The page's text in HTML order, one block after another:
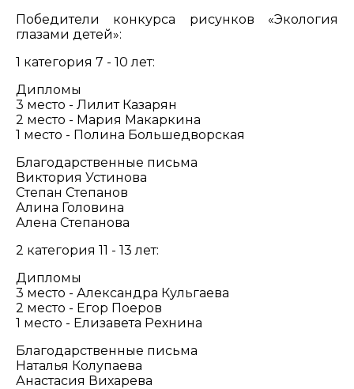
Победители конкурса рисунков «Экология
глазами детей»:
1 категория 7 - 10 лет:
Дипломы
3 место - Лилит Казарян
2 место - Мария Макаркина
1 место - Полина Большедворская
Благодарственные письма
Виктория Устинова
Степан Степанов
Алина Головина
Алена Степанова
2 категория 11 - 13 лет:
Дипломы
3 место - Александра Кульгаева
2 место - Егор Поеров
1 место - Елизавета Рехнина
Благодарственные письма
Наталья Колупаева
Анастасия Вихарева